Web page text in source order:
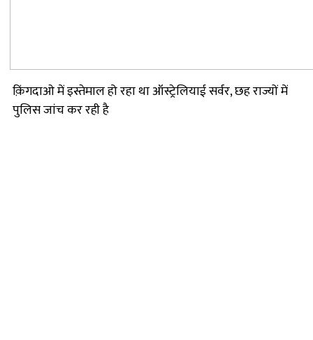
क़िंगदाओ में इस्तेमाल हो रहा था ऑस्ट्रेलियाई सर्वर, छह राज्यों में
पुलिस जांच कर रही है